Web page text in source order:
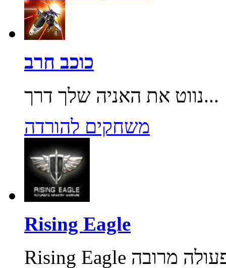
כוכב חרב
נווט את האניה שלך דרך...
משחקים להורדה
Rising Eagle